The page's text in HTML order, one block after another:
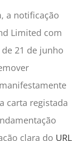
a notificação
Limited com
de 21 de junho
carta registada
clara do URL